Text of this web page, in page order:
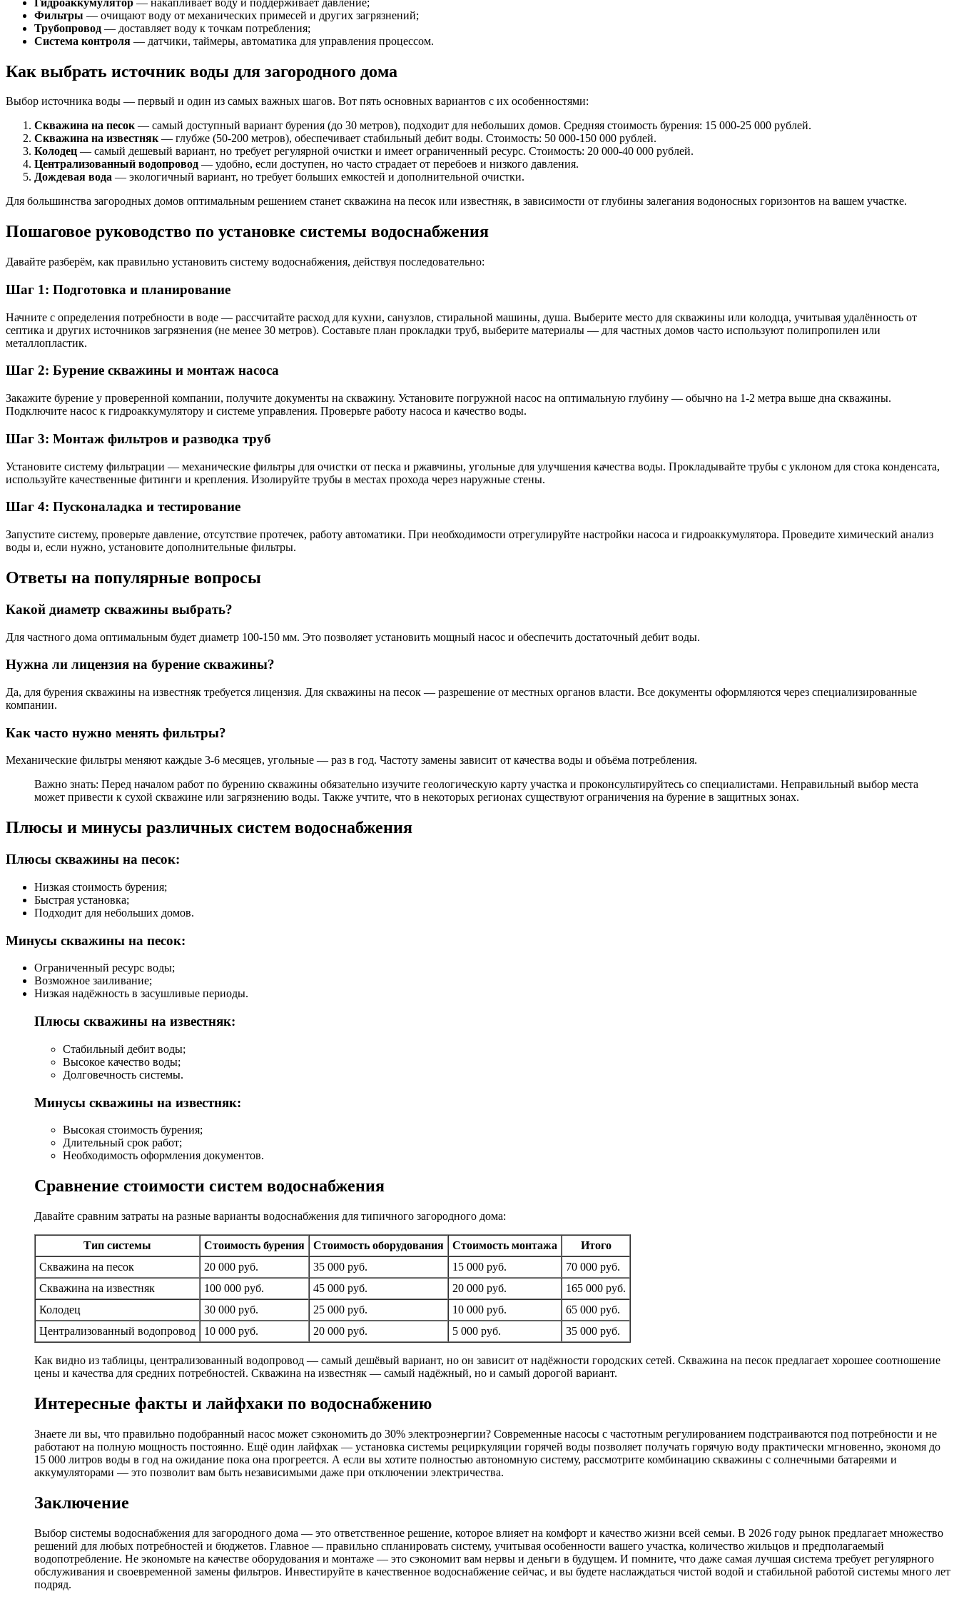
Фильтры — очищают воду от механических примесей и других загрязнений;
Трубопровод — доставляет воду к точкам потребления;
Система контроля — датчики, таймеры, автоматика для управления процессом.
Как выбрать источник воды для загородного дома
Выбор источника воды — первый и один из самых важных шагов. Вот пять основных вариантов с их особенностями:
Скважина на песок— самый доступный вариант бурения (до 30 метров), подходит для небольших домов. Средняя стоимость бурения: 15 000-25 000 рублей.
Скважина на известняк— глубже (50-200 метров), обеспечивает стабильный дебит воды. Стоимость: 50 000-150 000 рублей.
Колодец — самый дешевый вариант, но требует регулярной очистки и имеет ограниченный ресурс. Стоимость: 20 000-40 000 рублей.
Централизованный водопровод — удобно, если доступен, но часто страдает от перебоев и низкого давления.
Дождевая вода — экологичный вариант, но требует больших емкостей и дополнительной очистки.
Для большинства загородных домов оптимальным решением станет скважина на песок или известняк, в зависимости от глубины залегания водоносных горизонтов на вашем участке.
Пошаговое руководство по установке системы водоснабжения
Давайте разберём, как правильно установить систему водоснабжения, действуя последовательно:
Шаг 1: Подготовка и планирование
Начните с определения потребности в воде — рассчитайте расход для кухни, санузлов, стиральной машины, душа. Выберите место для скважины или колодца, учитывая удалённость от
септика и других источников загрязнения (не менее 30 метров). Составьте план прокладки труб, выберите материалы — для частных домов часто используют полипропилен или
металлопластик.
Шаг 2: Бурение скважины и монтаж насоса
Закажите бурение у проверенной компании, получите документы на скважину. Установите погружной насос на оптимальную глубину — обычно на 1-2 метра выше дна скважины.
Подключите насос к гидроаккумулятору и системе управления. Проверьте работу насоса и качество воды.
Шаг 3: Монтаж фильтров и разводка труб
Установите систему фильтрации — механические фильтры для очистки от песка и ржавчины, угольные для улучшения качества воды. Прокладывайте трубы с уклоном для стока конденсата,
используйте качественные фитинги и крепления. Изолируйте трубы в местах прохода через наружные стены.
Шаг 4: Пусконаладка и тестирование
Запустите систему, проверьте давление, отсутствие протечек, работу автоматики. При необходимости отрегулируйте настройки насоса и гидроаккумулятора. Проведите химический анализ
воды и, если нужно, установите дополнительные фильтры.
Ответы на популярные вопросы
Какой диаметр скважины выбрать?
Для частного дома оптимальным будет диаметр 100-150 мм. Это позволяет установить мощный насос и обеспечить достаточный дебит воды.
Нужна ли лицензия на бурение скважины?
Да, для бурения скважины на известняк требуется лицензия. Для скважины на песок — разрешение от местных органов власти. Все документы оформляются через специализированные
компании.
Как часто нужно менять фильтры?
Механические фильтры меняют каждые 3-6 месяцев, угольные — раз в год. Частоту замены зависит от качества воды и объёма потребления.
Важно знать: Перед началом работ по бурению скважины обязательно изучите геологическую карту участка и проконсультируйтесь со специалистами. Неправильный выбор места
может привести к сухой скважине или загрязнению воды. Также учтите, что в некоторых регионах существуют ограничения на бурение в защитных зонах.
Плюсы и минусы различных систем водоснабжения
Плюсы скважины на песок:
Низкая стоимость бурения;
Быстрая установка;
Подходит для небольших домов.
Минусы скважины на песок:
Ограниченный ресурс воды;
Возможное заиливание;
Низкая надёжность в засушливые периоды.
Плюсы скважины на известняк:
Стабильный дебит воды;
Высокое качество воды;
Долговечность системы.
Минусы скважины на известняк:
Высокая стоимость бурения;
Длительный срок работ;
Необходимость оформления документов.
Сравнение стоимости систем водоснабжения
Давайте сравним затраты на разные варианты водоснабжения для типичного загородного дома:
Тип системы Стоимость бурения Стоимость оборудования Стоимость монтажа
Итого
Скважина на песок
20 000 руб. 35 000 руб. 15 000 руб.
70 000 руб.
Скважина на известняк
100 000 руб. 45 000 руб. 20 000 руб.
165 000 руб.
Колодец
30 000 руб. 25 000 руб. 10 000 руб.
65 000 руб.
Централизованный водопровод
10 000 руб. 20 000 руб. 5 000 руб. 35 000 руб.
Как видно из таблицы, централизованный водопровод — самый дешёвый вариант, но он зависит от надёжности городских сетей. Скважина на песок предлагает хорошее соотношение
цены и качества для средних потребностей. Скважина на известняк — самый надёжный, но и самый дорогой вариант.
Интересные факты и лайфхаки по водоснабжению
Знаете ли вы, что правильно подобранный насос может сэкономить до 30% электроэнергии? Современные насосы с частотным регулированием подстраиваются под потребности и не
работают на полную мощность постоянно. Ещё один лайфхак — установка системы рециркуляции горячей воды позволяет получать горячую воду практически мгновенно, экономя до
15 000 литров воды в год на ожидание пока она прогреется. А если вы хотите полностью автономную систему, рассмотрите комбинацию скважины с солнечными батареями и
аккумуляторами — это позволит вам быть независимыми даже при отключении электричества.
Заключение
Выбор системы водоснабжения для загородного дома — это ответственное решение, которое влияет на комфорт и качество жизни всей семьи. В 2026 году рынок предлагает множество
решений для любых потребностей и бюджетов. Главное — правильно спланировать систему, учитывая особенности вашего участка, количество жильцов и предполагаемый
водопотребление. Не экономьте на качестве оборудования и монтаже — это сэкономит вам нервы и деньги в будущем. И помните, что даже самая лучшая система требует регулярного
обслуживания и своевременной замены фильтров. Инвестируйте в качественное водоснабжение сейчас, и вы будете наслаждаться чистой водой и стабильной работой системы много лет
подряд.